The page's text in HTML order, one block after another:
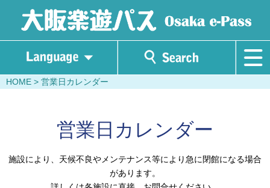
HOME > 営業日カレンダー
営業日カレンダー
施設により、天候不良やメンテナンス等により急に閉館になる場合
があります。